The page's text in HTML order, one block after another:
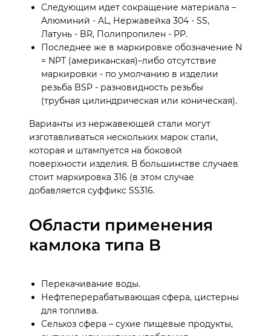
Следующим идет сокращение материала –
Алюминий - AL, Нержавейка 304 - SS,
Латунь - BR, Полипропилен - PP.
Последнее же в маркировке обозначение N
= NPT (американская)–либо отсутствие
маркировки - по умолчанию в изделии
резьба BSP - разновидность резьбы
(трубная цилиндрическая или коническая).
Варианты из нержавеющей стали могут
изготавливаться нескольких марок стали,
которая и штампуется на боковой
поверхности изделия. В большинстве случаев
стоит маркировка 316 (в этом случае
добавляется суффикс SS316.
Области применения
камлока типа B
Перекачивание воды.
Нефтеперерабатывающая сфера, цистерны
для топлива.
Сельхоз сфера – сухие пищевые продукты,